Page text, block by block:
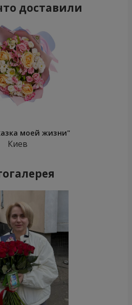
доставили
моей жизни"
Киев